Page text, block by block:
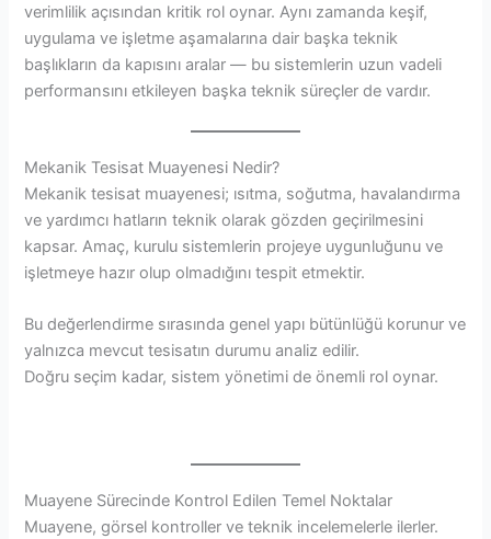
verimlilik açısından kritik rol oynar. Aynı zamanda keşif,
uygulama ve işletme aşamalarına dair başka teknik
başlıkların da kapısını aralar — bu sistemlerin uzun vadeli
performansını etkileyen başka teknik süreçler de vardır.
Mekanik Tesisat Muayenesi Nedir?
Mekanik tesisat muayenesi; ısıtma, soğutma, havalandırma
ve yardımcı hatların teknik olarak gözden geçirilmesini
kapsar. Amaç, kurulu sistemlerin projeye uygunluğunu ve
işletmeye hazır olup olmadığını tespit etmektir.
Bu değerlendirme sırasında genel yapı bütünlüğü korunur ve
yalnızca mevcut tesisatın durumu analiz edilir.
Doğru seçim kadar, sistem yönetimi de önemli rol oynar.
Muayene Sürecinde Kontrol Edilen Temel Noktalar
Muayene, görsel kontroller ve teknik incelemelerle ilerler.